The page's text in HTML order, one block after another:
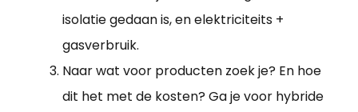
isolatie gedaan is, en elektriciteits +
gasverbruik.
Naar wat voor producten zoek je? En hoe
dit het met de kosten? Ga je voor hybride